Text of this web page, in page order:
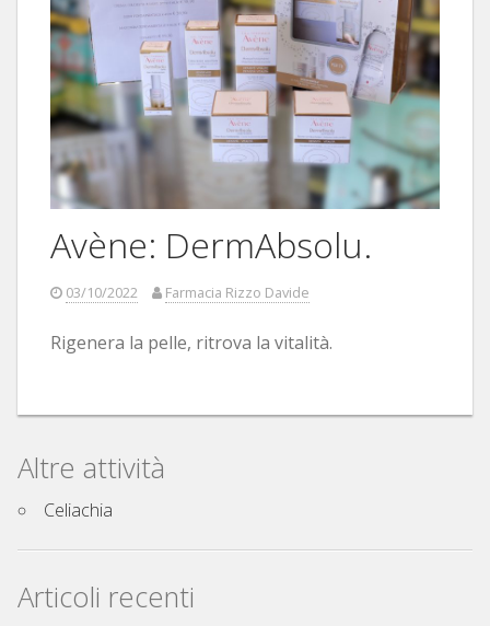
Avène: DermAbsolu.
03/10/2022 Farmacia Rizzo Davide
Rigenera la pelle, ritrova la vitalità.
Altre attività
Celiachia
Articoli recenti